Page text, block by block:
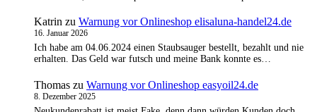
Katrin zu Warnung vor Onlineshop elisaluna-handel24.de
16. Januar 2026
Ich habe am 04.06.2024 einen Staubsauger bestellt, bezahlt und nie
erhalten. Das Geld war futsch und meine Bank konnte es…
Thomas zu Warnung vor Onlineshop easyoil24.de
8. Dezember 2025